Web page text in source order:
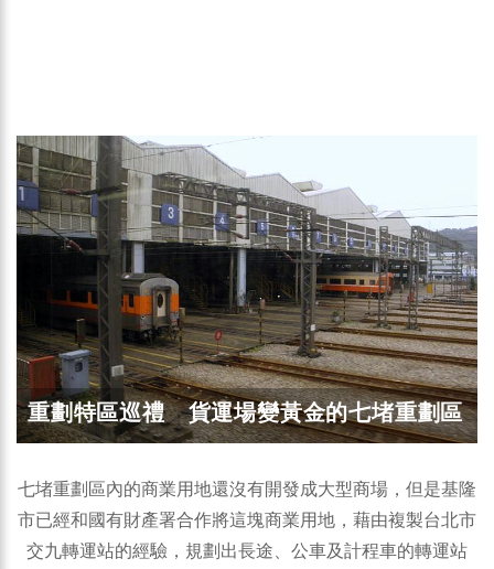
重劃特區巡禮 貨運場變黃金的七堵重劃區
七堵重劃區內的商業用地還沒有開發成大型商場，但是基隆
市已經和國有財產署合作將這塊商業用地，藉由複製台北市
交九轉運站的經驗，規劃出長途、公車及計程車的轉運站